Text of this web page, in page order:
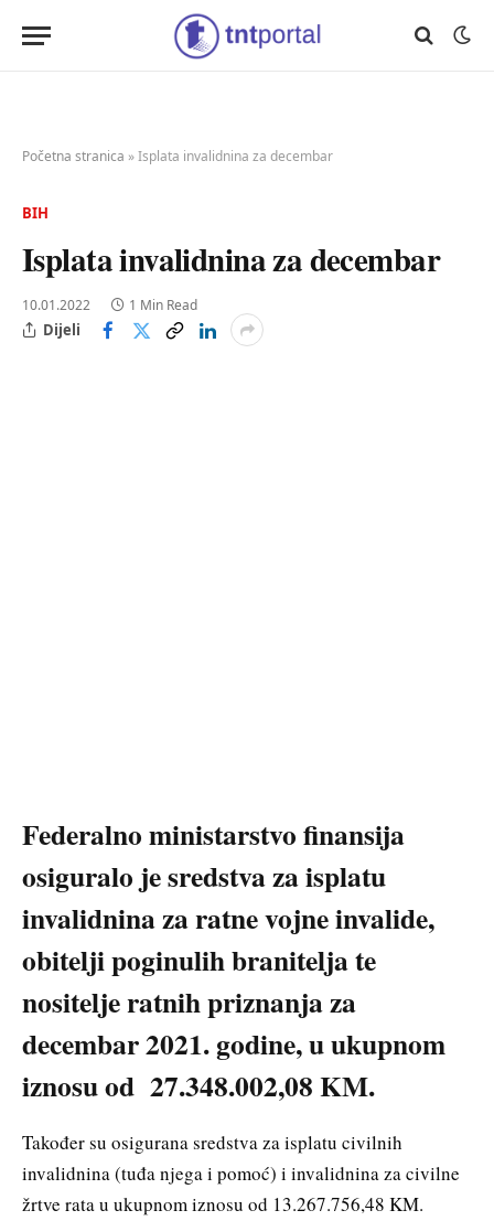
Početna stranica »Isplata invalidnina za decembar
BIH
Isplata invalidnina za decembar
10.01.2022 1 Min Read
Dijeli
Federalno ministarstvo finansija
osiguralo je sredstva za isplatu
invalidnina za ratne vojne invalide,
obitelji poginulih branitelja te
nositelje ratnih priznanja za
decembar 2021. godine, u ukupnom
iznosu od 27.348.002,08 KM.
Također su osigurana sredstva za isplatu civilnih
invalidnina (tuđa njega i pomoć) i invalidnina za civilne
žrtve rata u ukupnom iznosu od 13.267.756,48 KM.